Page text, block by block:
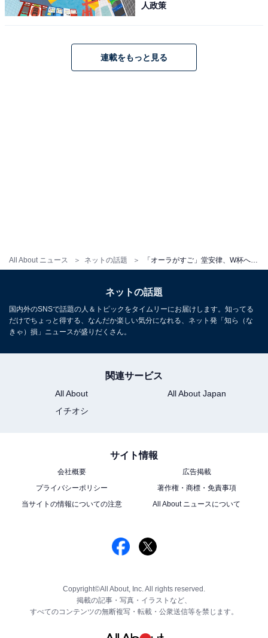
All About ニュース ネットの話題
人政策
連載をもっと見る
ネットの話題
国内外のSNSで話題の人＆トピックをタイムリーにお届けします。知ってる
だけでちょっと得する、なんだか楽しい気分になれる、ネット発「知ら（な
きゃ）損」ニュースが盛りだくさん。
関連サービス
All About
All About Japan
イチオシ
サイト情報
会社概要
広告掲載
プライバシーポリシー
著作権・商標・免責事項
当サイトの情報についての注意
All About ニュースについて
Copyright©All About, Inc. All rights reserved.
掲載の記事・写真・イラストなど、
すべてのコンテンツの無断複写・転載・公衆送信等を禁じます。